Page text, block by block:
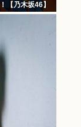
【乃木坂46】